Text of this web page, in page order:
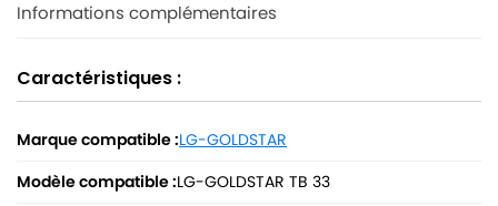
Informations complémentaires
Caractéristiques :
Marque compatible :LG-GOLDSTAR
Modèle compatible :LG-GOLDSTAR TB 33